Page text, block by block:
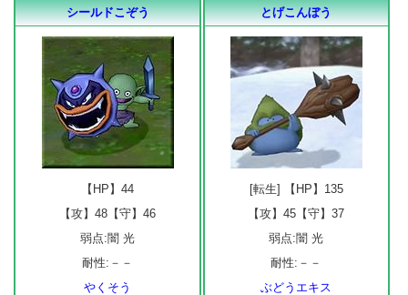
シールドこぞう
【HP】44
【攻】48【守】46
弱点:闇 光
耐性:－－
やくそう
とげこんぼう
[転生] 【HP】135
【攻】45【守】37
弱点:闇 光
耐性:－－
ぶどうエキス